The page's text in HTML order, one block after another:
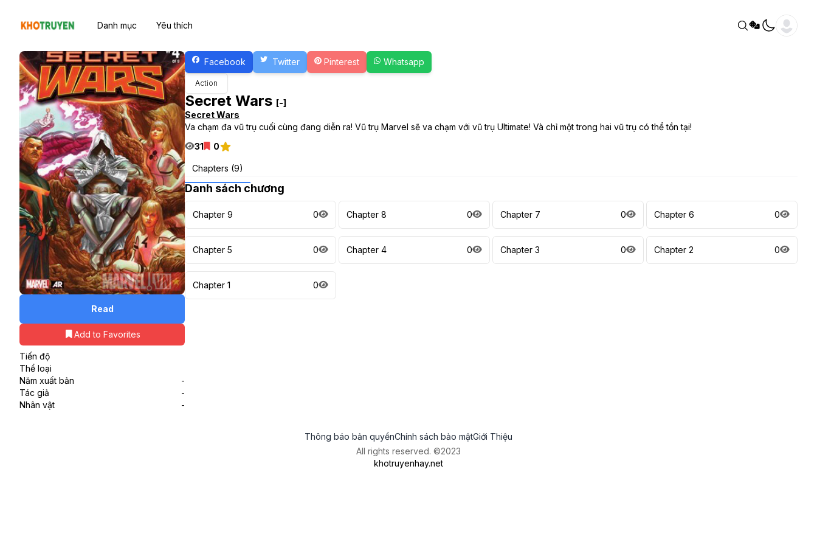
Danh mục Yêu thích
Read
Add to Favorites
Tiến độ
Thể loại
Năm xuất bản
-
Tác giả
-
Nhân vật
-
Facebook Twitter Pinterest Whatsapp
Action
Secret Wars [-]
Secret Wars
Va chạm đa vũ trụ cuối cùng đang diễn ra! Vũ trụ Marvel sẽ va chạm với vũ trụ Ultimate! Và chỉ một trong hai vũ trụ có thể tồn tại!
31
0
Chapters (9)
Danh sách chương
Chapter 9 0 Chapter 8 0 Chapter 7 0 Chapter 6 0
Chapter 5 0 Chapter 4 0 Chapter 3 0 Chapter 2 0
Chapter 1 0
Thông báo bản quyềnChính sách bảo mậtGiới Thiệu
All rights reserved. ©2023
khotruyenhay.net